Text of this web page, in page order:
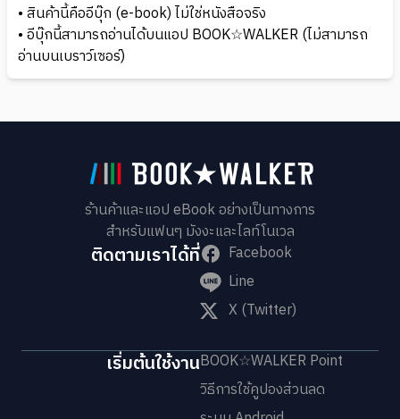
• สินค้านี้คืออีบุ๊ก (e-book) ไม่ใช่หนังสือจริง
• อีบุ๊กนี้สามารถอ่านได้บนแอป BOOK☆WALKER (ไม่สามารถ
อ่านบนเบราว์เซอร์)
ร้านค้าและแอป eBook อย่างเป็นทางการ
สำหรับแฟนๆ มังงะและไลท์โนเวล
ติดตามเราได้ที่
Facebook
Line
X (Twitter)
เริ่มต้นใช้งานBOOK☆WALKER Point
วิธีการใช้คูปองส่วนลด